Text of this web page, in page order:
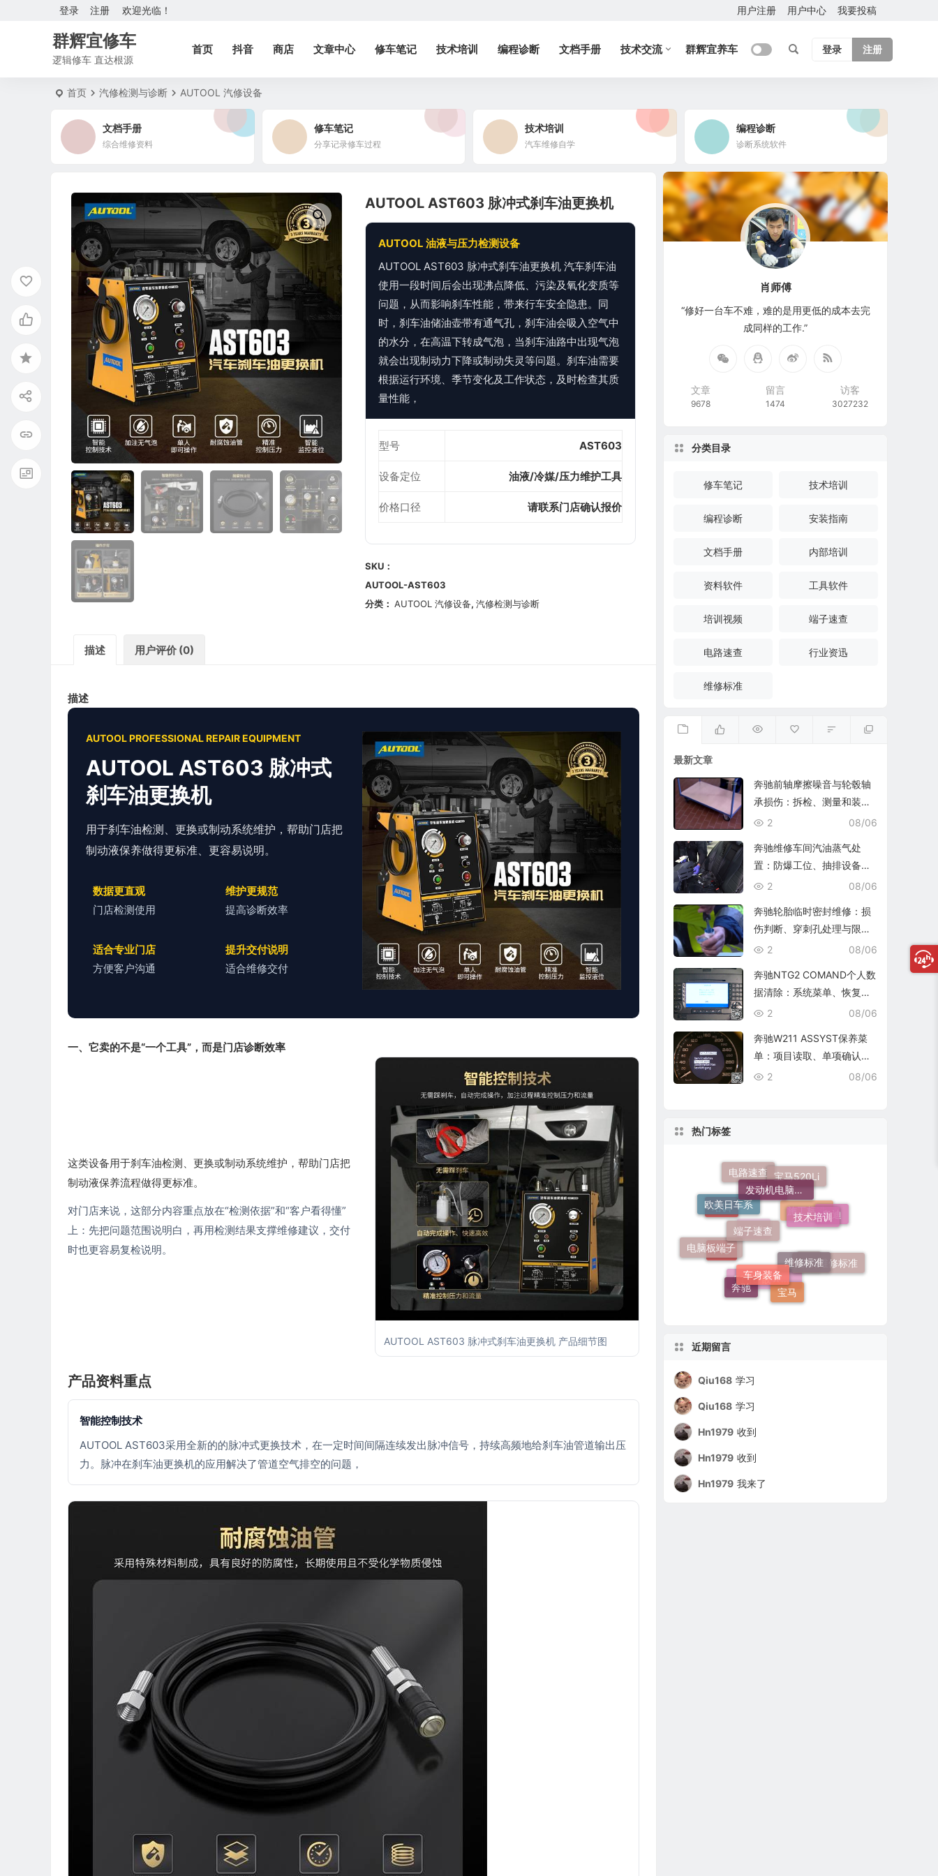
欢迎光临！
登录 注册 用户注册 用户中心 我要投稿
群辉宜修车
逻辑修车 直达根源
首页 抖音 商店 文章中心 修车笔记 技术培训 编程诊断 文档手册 技术交流 群辉宜养车 登录 注册
首页 汽修检测与诊断 AUTOOL 汽修设备
文档手册
综合维修资料
修车笔记
分享记录修车过程
技术培训
汽车维修自学
编程诊断
诊断系统软件
AUTOOL AST603 脉冲式刹车油更换机
AUTOOL 油液与压力检测设备
AUTOOL AST603 脉冲式刹车油更换机 汽车刹车油
使用一段时间后会出现沸点降低、污染及氧化变质等
问题，从而影响刹车性能，带来行车安全隐患。同
时，刹车油储油壶带有通气孔，刹车油会吸入空气中
的水分，在高温下转成气泡，当刹车油路中出现气泡
就会出现制动力下降或制动失灵等问题。刹车油需要
根据运行环境、季节变化及工作状态，及时检查其质
量性能，
型号 AST603
设备定位 油液/冷媒/压力维护工具
价格口径 请联系门店确认报价
SKU：
AUTOOL-AST603
分类： AUTOOL 汽修设备, 汽修检测与诊断
描述 用户评价 (0)
描述
AUTOOL PROFESSIONAL REPAIR EQUIPMENT
AUTOOL AST603 脉冲式
刹车油更换机
用于刹车油检测、更换或制动系统维护，帮助门店把
制动液保养做得更标准、更容易说明。
数据更直观
门店检测使用
维护更规范
提高诊断效率
适合专业门店
方便客户沟通
提升交付说明
适合维修交付
一、它卖的不是“一个工具”，而是门店诊断效率
这类设备用于刹车油检测、更换或制动系统维护，帮助门店把
制动液保养流程做得更标准。
对门店来说，这部分内容重点放在“检测依据”和“客户看得懂”
上：先把问题范围说明白，再用检测结果支撑维修建议，交付
时也更容易复检说明。
AUTOOL AST603 脉冲式刹车油更换机 产品细节图
产品资料重点
智能控制技术
AUTOOL AST603采用全新的的脉冲式更换技术，在一定时间间隔连续发出脉冲信号，持续高频地给刹车油管道输出压
力。脉冲在刹车油更换机的应用解决了管道空气排空的问题，
肖师傅
“修好一台车不难，难的是用更低的成本去完
成同样的工作.”
文章
9678
留言
1474
访客
3027232
分类目录
修车笔记 技术培训
编程诊断 安装指南
文档手册 内部培训
资料软件 工具软件
培训视频 端子速查
电路速查 行业资迅
维修标准
最新文章
奔驰前轴摩擦噪音与轮毂轴
承损伤：拆检、测量和装复
复查
08/06
2
奔驰维修车间汽油蒸气处
置：防爆工位、抽排设备与
燃油收集
08/06
2
奔驰轮胎临时密封维修：损
伤判断、穿刺孔处理与限速
复查
08/06
2
奔驰NTG2 COMAND个人数
据清除：系统菜单、恢复出
厂与结果确认
08/06
2
奔驰W211 ASSYST保养菜
单：项目读取、单项确认与
复位核查
08/06
2
热门标签
N20
520Li
灯
51 16 嵌入式烟灰缸托架
F18
培训
电路速查 宝马520Li
奥迪
群辉维修标准
宝马
奔驰
电脑板端子
欧美日车系
发动机电脑端子
技术培训
维修标准
车身装备
端子速查
近期留言
Qiu168 学习
Qiu168 学习
Hn1979 收到
Hn1979 收到
Hn1979 我来了